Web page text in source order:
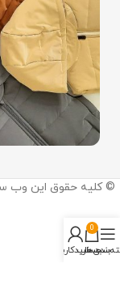
© کلیه حقوق این وب
0
سبد خرید
حساب کاربری